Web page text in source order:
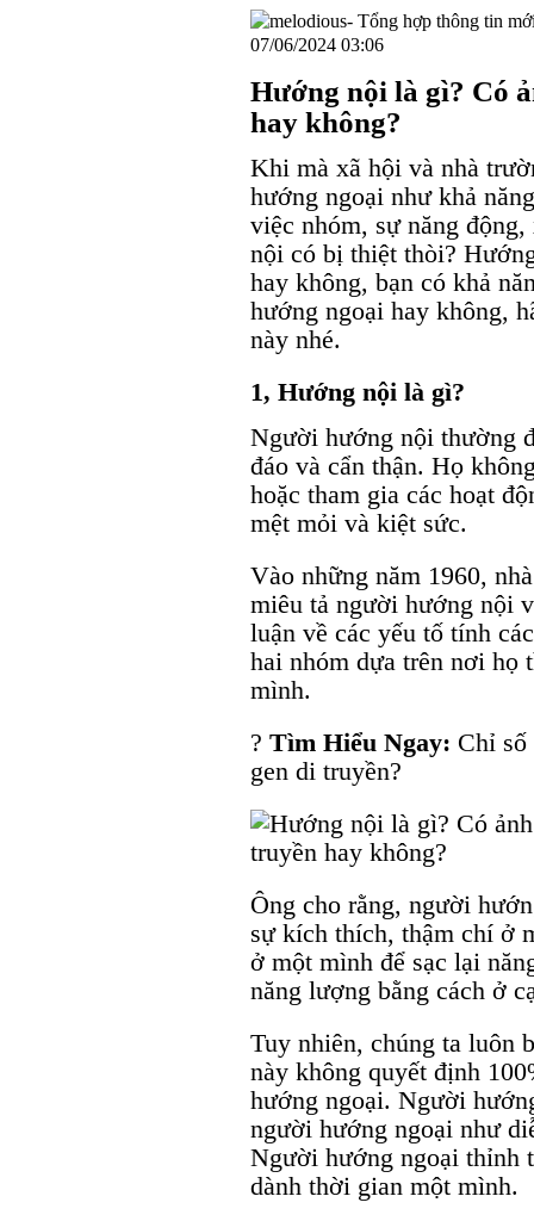
07/06/2024 03:06
Hướng nội là gì? Có
hay không?
Khi mà xã hội và nhà
hướng ngoại như khả
việc nhóm, sự năng
nội có bị thiệt thòi?
hay không, bạn có khả
hướng ngoại hay không,
này nhé.
1, Hướng nội là gì?
Người hướng nội thường
đáo và cẩn thận. Họ
hoặc tham gia các hoạt
mệt mỏi và kiệt sức.
Vào những năm 1960,
miêu tả người hướng nội
luận về các yếu tố tính
hai nhóm dựa trên nơi họ
mình.
? Tìm Hiểu Ngay: Chỉ
gen di truyền?
Ông cho rằng, người
sự kích thích, thậm chí ở
ở một mình để sạc lại
năng lượng bằng cách ở
Tuy nhiên, chúng ta luôn
này không quyết định
hướng ngoại. Người
người hướng ngoại như
Người hướng ngoại thỉnh
dành thời gian một mình.